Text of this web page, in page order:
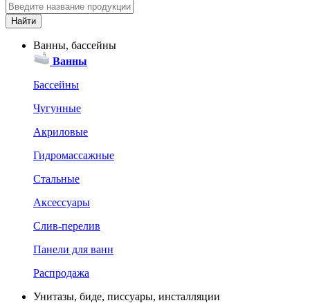
Ванны, бассейны
Ванны
Бассейны
Чугунные
Акриловые
Гидромассажные
Стальные
Аксессуары
Слив-перелив
Панели для ванн
Распродажа
Унитазы, биде, писсуары, инсталляции